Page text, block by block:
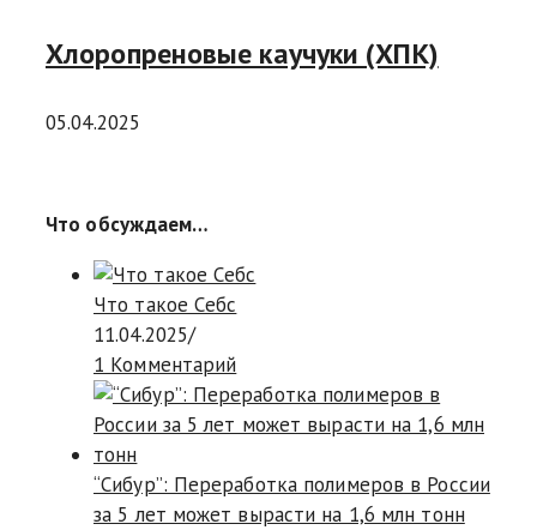
Хлоропреновые каучуки (ХПК)
05.04.2025
Что обсуждаем…
Что такое Cебс
11.04.2025/
1 Комментарий
“Сибур”: Переработка полимеров в России
за 5 лет может вырасти на 1,6 млн тонн